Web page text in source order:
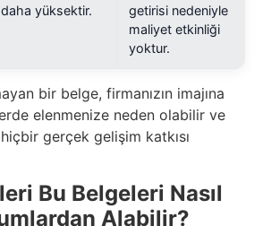
daha yüksektir.
getirisi nedeniyle
maliyet etkinliği
yoktur.
bir belge, firmanızın imajına
elenmenize neden olabilir ve
gerçek gelişim katkısı
Bu Belgeleri Nasıl
Alabilir?